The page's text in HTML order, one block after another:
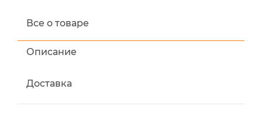
Все о товаре
Описание
Доставка